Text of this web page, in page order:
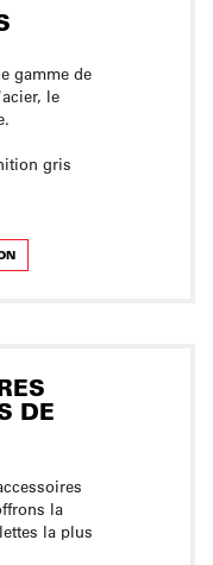
gamme de
le
gris
la
la plus